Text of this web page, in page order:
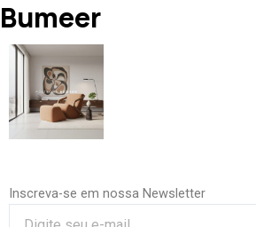
Bumeer
Inscreva-se em nossa Newsletter